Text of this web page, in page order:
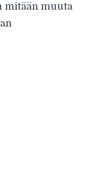
mitään muuta